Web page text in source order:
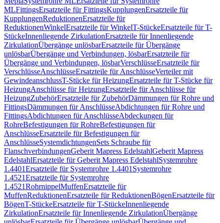
MLFittingsErsatzteile für FittingsKupplungenErsatzteile für
KupplungenReduktionenErsatzteile für
ReduktionenWinkelErsatzteile für WinkelT-StückeErsatzteile für T-
StückeInnenliegende ZirkulationErsatzteile für Innenliegende
ZirkulationÜbergänge unlösbarErsatzteile für Übergänge
unlösbarÜbergänge und Verbindungen, lösbarErsatzteile für
Übergänge und Verbindungen, lösbarVerschlüsseErsatzteile für
VerschlüsseAnschlüsseErsatzteile für AnschlüsseVerteiler mit
GewindeanschlussT-Stücke für HeizungErsatzteile für T-Stücke für
HeizungAnschlüsse für HeizungErsatzteile für Anschlüsse für
HeizungZubehörErsatzteile für ZubehörDämmungen für Rohre und
FittingsDämmungen für AnschlüsseAbdichtungen für Rohre und
FittingsAbdichtungen für AnschlüsseAbdeckungen für
RohreBefestigungen für RohreBefestigungen für
AnschlüsseErsatzteile für Befestigungen für
AnschlüsseSystemdichtungenSets Schraube für
FlanschverbindungenGeberit Mapress EdelstahlGeberit Mapress
EdelstahlErsatzteile für Geberit Mapress EdelstahlSystemrohre
1.4401Ersatzteile für Systemrohre 1.4401 Systemrohre
1.4521Ersatzteile für Systemrohre
1.4521RohrnippelMuffenErsatzteile für
MuffenReduktionenErsatzteile für ReduktionenBögenErsatzteile für
BögenT-StückeErsatzteile für T-StückeInnenliegende
ZirkulationErsatzteile für Innenliegende ZirkulationÜbergänge